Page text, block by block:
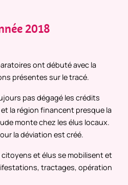
2018
ont débuté avec la
présentes sur le tracé.
pas dégagé les crédits
la région financent presque la
monte chez les élus locaux.
la déviation est créé.
et élus se mobilisent et
tractages, opération